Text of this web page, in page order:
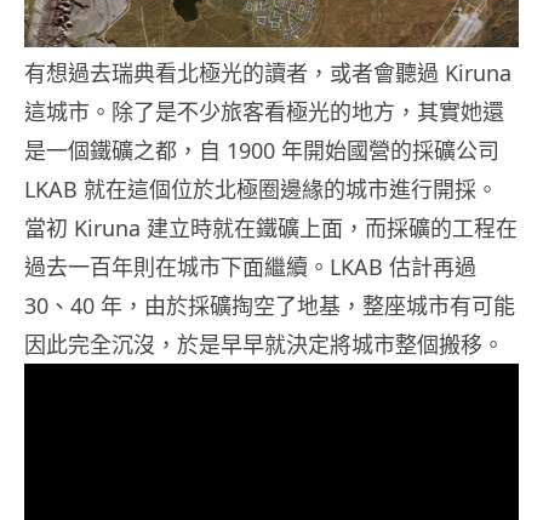
有想過去瑞典看北極光的讀者，或者會聽過 Kiruna
這城市。除了是不少旅客看極光的地方，其實她還
是一個鐵礦之都，自 1900 年開始國營的採礦公司
LKAB 就在這個位於北極圈邊緣的城市進行開採。
當初 Kiruna 建立時就在鐵礦上面，而採礦的工程在
過去一百年則在城市下面繼續。LKAB 估計再過
30、40 年，由於採礦掏空了地基，整座城市有可能
因此完全沉沒，於是早早就決定將城市整個搬移。